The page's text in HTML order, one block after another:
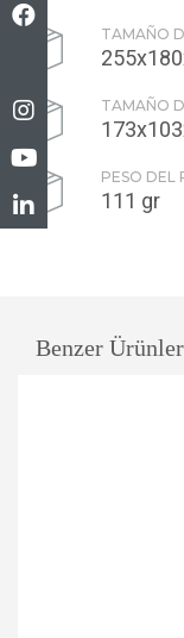
TAMAÑO
TAMAÑO
PESO DEL
111 gr
Benzer Ürünler